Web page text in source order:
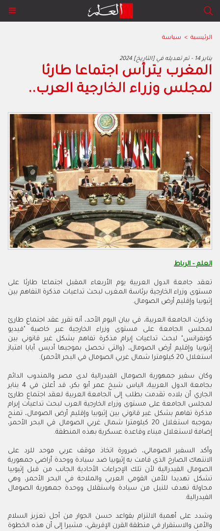
الرئيسية > سياسة
2024 يناير 14 - تم تعديله في [التاريخ]
المغرب يترأس اجتماعا طارئا
لمجلس وزراء الخارجية العرب..
العلم - الرباط
تعقد جامعة الدول العربية يوم الأربعاء المقبل اجتماعا طارئا على
مستوى وزراء الخارجية برئاسة المغرب لبحث تداعيات مذكرة التفاهم بين
إثيوبيا وإقليم أرض الصومال.
وذكرت الجامعة العربية، في بيان اليوم الأحد، أنه تقرر عقد اجتماع طارئ
لمجلس الجامعة على مستوى وزراء الخارجية عبر خاصية "فيديو
كونفرانس" لبحث تداعيات إبرام مذكرة تفاهم بشكل غير قانوني بين
إثيوبيا وإقليم أرض الصومال، (والتي تحصل بموجبها أديس أبابا امتياز
استغلال 20 كيلومترا شمال غربي الصومال في البحر الأحمر).
وكان سفير جمهورية الصومال الفيدرالية لدى مصر والمندوب الدائم
بجامعة الدول العربية، الياس شيخ عمر أبو بكر، قد أعلن في 4 يناير
الجاري أن بلاده تقدمت بطلب إلى الجامعة العربية لعقد اجتماع طارئ
لمجلس الجامعة على مستوى وزراء الخارجية العرب لبحث تداعيات إبرام
مذكرة تفاهم بشكل غير قانوني بين إثيوبيا وإقليم أرض الصومال، تمنح
بموجبه استغلال 20 كيلومترا شمال غربي الصومال في البحر الأحمر،
إضافة لاستغلال ميناء وقاعدة عسكرية بهذه المنطقة.
وأكد السفير الصومالي، ضرورة اتخاذ موقف عربي موحد للرد على
الانتهاك الصارخ الذي قامت به إثيوبيا ضد سيادة ووحدة أراضي جمهورية
الصومال الفيدرالية لأن تلك الإجراءات الأحادية الجانب من قبل إثيوبيا
تشكل تهديدا للأمن القومي العربي والملاحة في البحر الأحمر، وهي
محاولة تهدف للنيل من سيادة واستقلال ووحدة جمهورية الصومال
الفيدرالية.
وشدد على أهمية الالتزام بقواعد حسن الجوار من أجل تعزيز السلام
والأمن والاستقرار في منطقة القرن الإفريقي، مشيرا إلى أن هذه الخطوة